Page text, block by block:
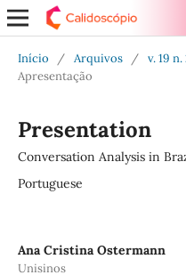
Início / Arquivos / v. 19
Apresentação
Presentation
Conversation Analysis in
Portuguese
Ana Cristina Ostermann
Unisinos